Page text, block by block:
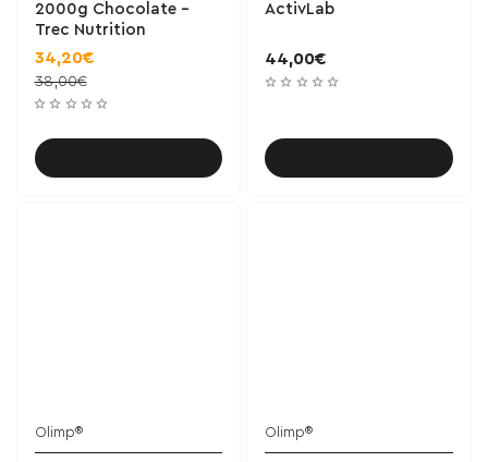
2000g Chocolate -
Trec Nutrition
34,20€
38,00€
ActivLab
44,00€
Olimp® Olimp®